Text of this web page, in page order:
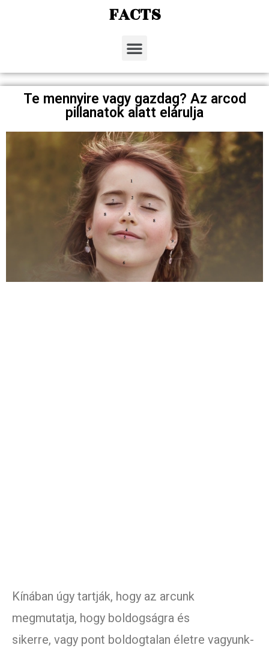
FACTS
Te mennyire vagy gazdag? Az arcod
pillanatok alatt elárulja
Kínában úgy tartják, hogy az arcunk
megmutatja, hogy boldogságra és
sikerre, vagy pont boldogtalan életre vagyunk-